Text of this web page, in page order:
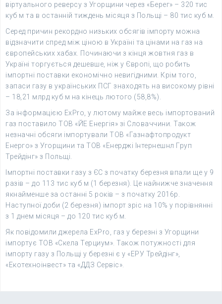
віртуального реверсу з Угорщини через «Берег» – 320 тис
куб м та в останній тиждень місяця з Польщі – 80 тис куб м.
Серед причин рекордно низьких обсягів імпорту можна
відзначити спред між ціною в Україні та цінами на газ на
європейських хабах. Починаючи з кінця жовтня газ в
Україні торгується дешевше, ніж у Європі, що робить
імпортні поставки економічно невигідними. Крім того,
запаси газу в українських ПСГ знаходять на високому рівні
– 18,21 млрд куб м на кінець лютого (58,8%).
За інформацією ExPro, у лютому майже весь імпортований
газ поставило ТОВ «ЙЕ Енергія» зі Словаччини. Також
незначні обсяги імпортували ТОВ «Газнафтопродукт
Енерго» з Угорщини та ТОВ «Енерджі Інтернешнл Груп
Трейдінг» з Польщі.
Імпортні поставки газу з ЄС з початку березня впали ще у 9
разів – до 113 тис куб м (1 березня). Це найнижче значення
якнайменше за останні 5 років – з початку 2016р.
Наступної доби (2 березня) імпорт зріс на 10% у порівнянні
з 1 днем місяця – до 120 тис куб м.
Як повідомили джерела ExPro, газ у березні з Угорщини
імпортує ТОВ «Скела Терциум». Також потужності для
імпорту газу з Польщі у березні є у «ЕРУ Трейдінг»,
«Екотехноінвест» та «ДДЗ Сервіс».